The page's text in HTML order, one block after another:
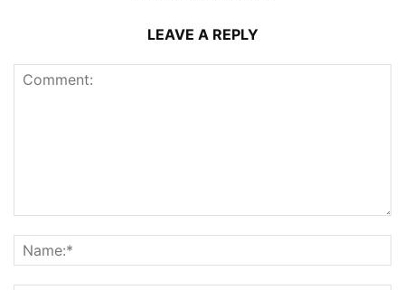
LEAVE A REPLY